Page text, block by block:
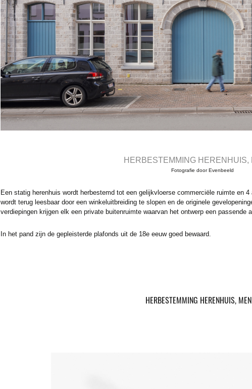
HERBESTEMMING HERENHUIS,
Fotografie door Evenbeeld
Een statig herenhuis wordt herbestemd tot een gelijkvloerse commerciële ruimte en
wordt terug leesbaar door een winkeluitbreiding te slopen en de originele
verdiepingen krijgen elk een private buitenruimte waarvan het ontwerp een passende
In het pand zijn de gepleisterde plafonds uit de 18e eeuw goed bewaard.
HERBESTEMMING HERENHUIS,